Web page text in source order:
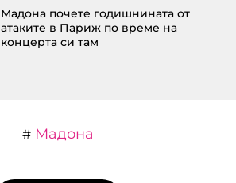
Мадона почете годишнината от
атаките в Париж по време на
концерта си там
# Мадона